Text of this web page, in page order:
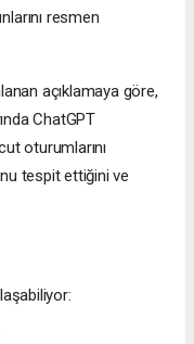
resmen
açıklamaya göre,
ChatGPT
oturumlarını
tespit ettiğini ve